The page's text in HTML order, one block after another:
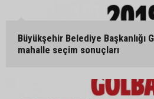
Büyükşehir Belediye Başkanlığı
mahalle seçim sonuçları